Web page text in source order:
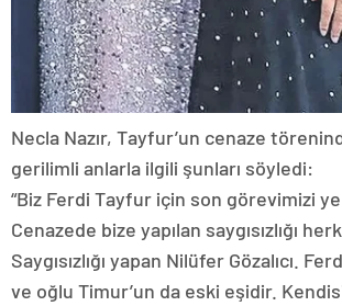
Necla Nazır, Tayfur’un cenaze
gerilimli anlarla ilgili şunları söyledi:
“Biz Ferdi Tayfur için son görevimizi
Cenazede bize yapılan saygısızlığı
Saygısızlığı yapan Nilüfer Gözalıcı.
ve oğlu Timur’un da eski eşidir.